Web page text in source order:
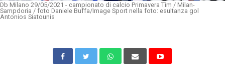
Db Milano 29/05/2021 - campionato di calcio Primavera Tim / Milan-
Sampdoria / foto Daniele Buffa/Image Sport nella foto: esultanza gol
Antonios Siatounis